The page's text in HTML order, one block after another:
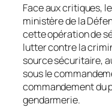
Face aux critiques,
ministère de la
cette opération de
lutter contre la
source sécuritaire,
sous le
commandement du
gendarmerie.